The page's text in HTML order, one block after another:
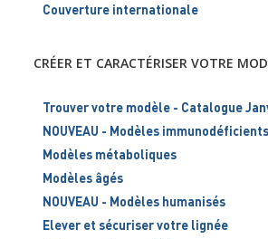
Couverture internationale
CRÉER ET CARACTÉRISER VOTRE
Trouver votre modèle - Catalogue
NOUVEAU - Modèles immunodéficients
Modèles métaboliques
Modèles âgés
NOUVEAU - Modèles humanisés
Elever et sécuriser votre lignée